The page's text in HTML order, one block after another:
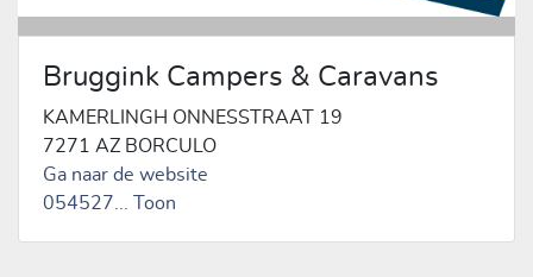
Indelingen:Middendinette
Accessoires:
Buitenlamp, Combicassettes, Dakluik,
Dakluik heki, Fietsenrek, Hagelbestendig dak, Hordeur,
Indirecte verlichting, Leeslampjes, Lichtmetalen velgen
Sanitair
Indelingen:Midden-opstelling
Bruggink Campers & Caravans
KAMERLINGH ONNESSTRAAT 19
7271 AZ BORCULO
Ga naar de website
054527 ... Toon